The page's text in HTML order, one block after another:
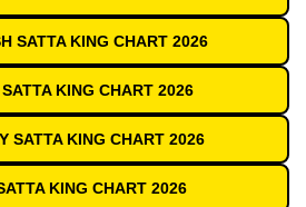
SATTA KING CHART 2026
KING CHART 2026
SATTA KING CHART 2026
KING CHART 2026